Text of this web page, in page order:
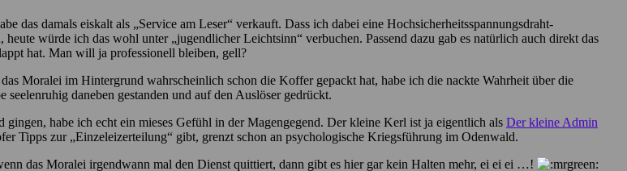
das damals eiskalt als „Service am Leser“ verkauft. Dass ich dabei eine Hochsicherheitsspannungsdraht-
würde ich das wohl unter „jugendlicher Leichtsinn“ verbuchen. Passend dazu gab es natürlich auch direkt das
hat. Man will ja professionell bleiben, gell?
Moralei im Hintergrund wahrscheinlich schon die Koffer gepackt hat, habe ich die nackte Wahrheit über die
daneben gestanden und auf den Auslöser gedrückt.
gingen, habe ich echt ein mieses Gefühl in der Magengegend. Der kleine Kerl ist ja eigentlich als Der kleine Admin
Tipps zur „Einzeleizerteilung“ gibt, grenzt schon an psychologische Kriegsführung im Odenwald.
das Moralei irgendwann mal den Dienst quittiert, dann gibt es hier gar kein Halten mehr, ei ei ei …!